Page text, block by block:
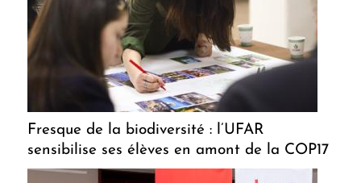
Fresque de la biodiversité : l’UFAR
sensibilise ses élèves en amont de la COP17